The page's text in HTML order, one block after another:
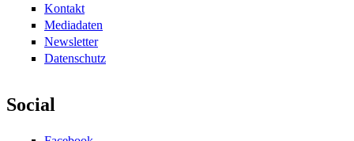
Kontakt
Mediadaten
Newsletter
Datenschutz
Social